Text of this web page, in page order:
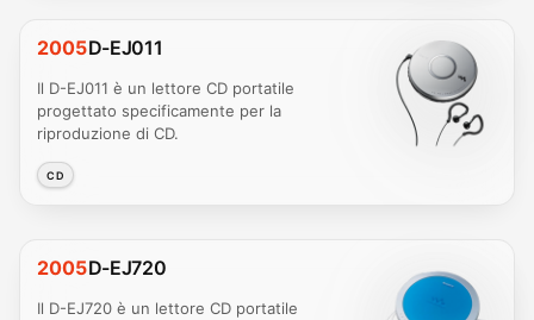
2005D-EJ011
Il D-EJ011 è un lettore CD portatile
progettato specificamente per la
riproduzione di CD.
CD
2005D-EJ720
Il D-EJ720 è un lettore CD portatile